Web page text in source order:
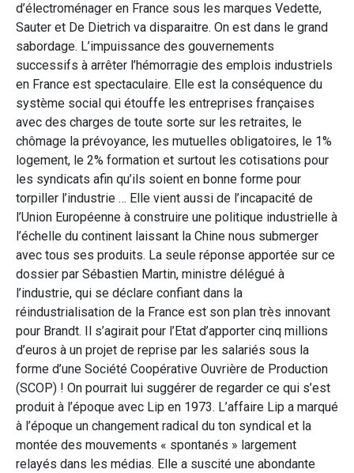
d’électroménager en France sous les marques Vedette,
Sauter et De Dietrich va disparaitre. On est dans le grand
sabordage. L’impuissance des gouvernements
successifs à arrêter l’hémorragie des emplois industriels
en France est spectaculaire. Elle est la conséquence du
système social qui étouffe les entreprises françaises
avec des charges de toute sorte sur les retraites, le
chômage la prévoyance, les mutuelles obligatoires, le 1%
logement, le 2% formation et surtout les cotisations pour
les syndicats afin qu’ils soient en bonne forme pour
torpiller l’industrie … Elle vient aussi de l’incapacité de
l’Union Européenne à construire une politique industrielle à
l’échelle du continent laissant la Chine nous submerger
avec tous ses produits. La seule réponse apportée sur ce
dossier par Sébastien Martin, ministre délégué à
l’industrie, qui se déclare confiant dans la
réindustrialisation de la France est son plan très innovant
pour Brandt. Il s’agirait pour l’Etat d’apporter cinq millions
d’euros à un projet de reprise par les salariés sous la
forme d’une Société Coopérative Ouvrière de Production
(SCOP) ! On pourrait lui suggérer de regarder ce qui s’est
produit à l’époque avec Lip en 1973. L’affaire Lip a marqué
à l’époque un changement radical du ton syndical et la
montée des mouvements « spontanés » largement
relayés dans les médias. Elle a suscité une abondante